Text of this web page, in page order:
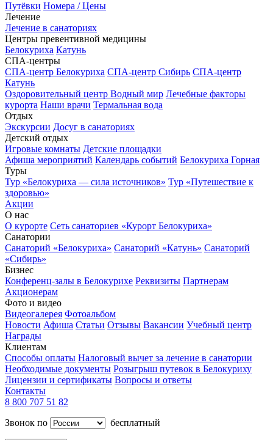
Путёвки Номера / Цены
Лечение
Лечение в санаториях
Центры превентивной медицины
Белокуриха Катунь
СПА-центры
СПА-центр Белокуриха СПА-центр Сибирь СПА-центр
Катунь
Оздоровительный центр Водный мир Лечебные факторы
курорта Наши врачи Термальная вода
Отдых
Экскурсии Досуг в санаториях
Детский отдых
Игровые комнаты Детские площадки
Афиша мероприятий Календарь событий Белокуриха Горная
Туры
Тур «Белокуриха — сила источников» Тур «Путешествие к
здоровью»
Акции
О нас
О курорте Сеть санаториев «Курорт Белокуриха»
Санатории
Санаторий «Белокуриха» Санаторий «Катунь» Санаторий
«Сибирь»
Бизнес
Конференц-залы в Белокурихе Реквизиты Партнерам
Акционерам
Фото и видео
Видеогалерея Фотоальбом
Новости Афиша Статьи Отзывы Вакансии Учебный центр
Награды
Клиентам
Способы оплаты Налоговый вычет за лечение в санатории
Необходимые документы Розыгрыш путевок в Белокуриху
Лицензии и сертификаты Вопросы и ответы
Контакты
8 800 707 51 82
Звонок по
бесплатный